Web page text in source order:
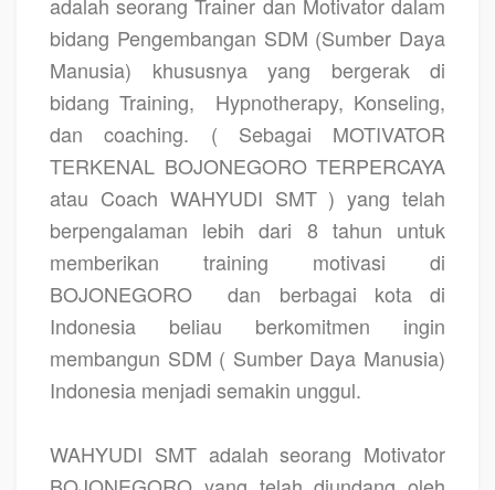
bidang Pengembangan SDM (Sumber Daya
Manusia) khususnya yang bergerak di
bidang Training,
Hypnotherapy, Konseling,
dan coaching. ( Sebagai MOTIVATOR
TERKENAL BOJONEGORO TERPERCAYA
atau Coach WAHYUDI SMT ) yang telah
berpengalaman lebih dari 8 tahun untuk
memberikan training motivasi di
BOJONEGORO
dan berbagai kota di
Indonesia beliau berkomitmen ingin
membangun SDM ( Sumber Daya Manusia)
Indonesia menjadi semakin unggul.
WAHYUDI SMT adalah seorang Motivator